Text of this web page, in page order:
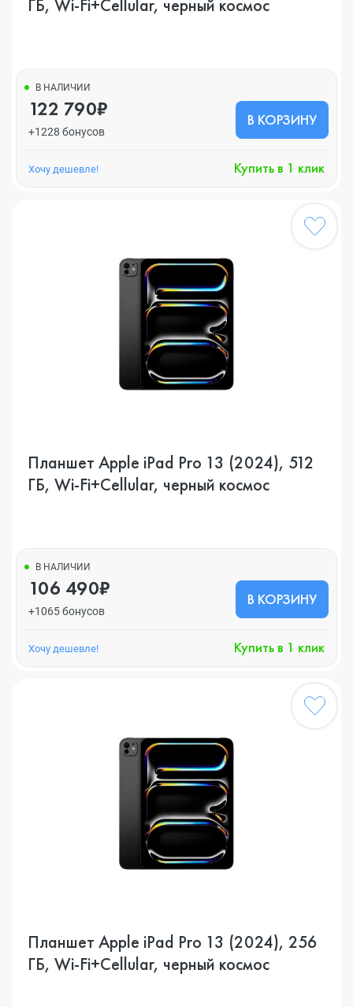
ГБ, Wi-Fi+Cellular, черный космос
В НАЛИЧИИ
122 790₽
+1228 бонусов
В КОРЗИНУ
Хочу дешевле! Купить в 1 клик
Планшет Apple iPad Pro 13 (2024), 512
ГБ, Wi-Fi+Cellular, черный космос
В НАЛИЧИИ
106 490₽
+1065 бонусов
В КОРЗИНУ
Хочу дешевле! Купить в 1 клик
Планшет Apple iPad Pro 13 (2024), 256
ГБ, Wi-Fi+Cellular, черный космос